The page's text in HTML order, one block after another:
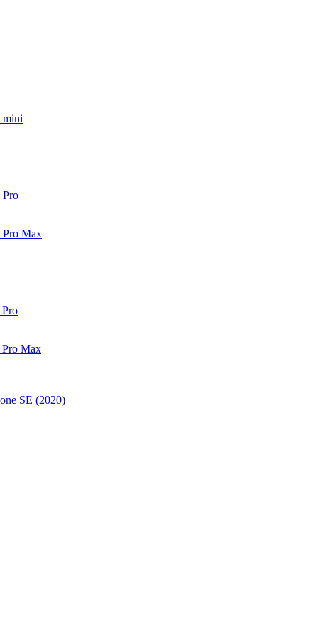
mini
Pro
Pro Max
Pro Max
SE (2020)